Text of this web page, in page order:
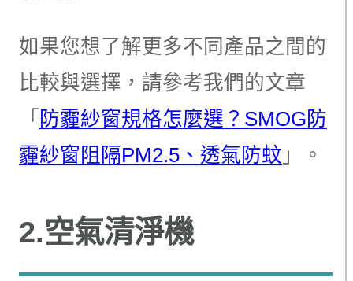
如果您想了解更多不同產品之間的
比較與選擇，請參考我們的文章
「 防霾紗窗規格怎麼選？SMOG防
霾紗窗阻隔PM2.5、透氣防蚊 」。
2.空氣清淨機